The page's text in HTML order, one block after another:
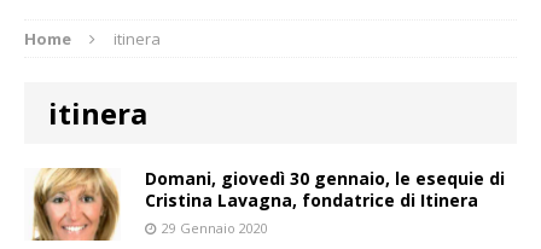
Home itinera
itinera
Domani, giovedì 30 gennaio, le esequie di
Cristina Lavagna, fondatrice di Itinera
29 Gennaio 2020